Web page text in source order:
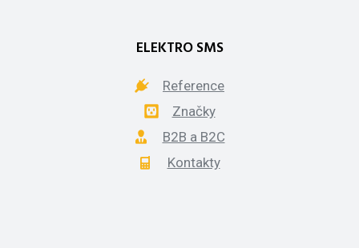
ELEKTRO SMS
Reference
Značky
B2B a B2C
Kontakty